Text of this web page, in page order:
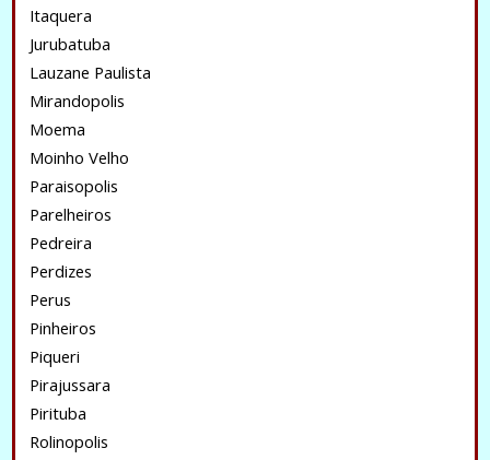
Itaquera
Jurubatuba
Lauzane Paulista
Mirandopolis
Moema
Moinho Velho
Paraisopolis
Parelheiros
Pedreira
Perdizes
Perus
Pinheiros
Piqueri
Pirajussara
Pirituba
Rolinopolis